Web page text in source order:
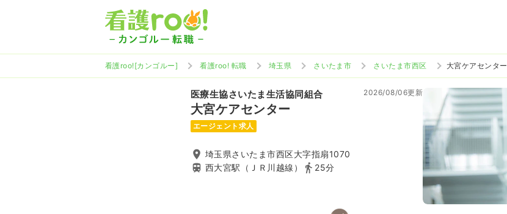
看護roo![カンゴルー] 看護roo! 転職 埼玉県 さいたま市 さいたま市西区 大宮ケアセンター
医療生協さいたま生活協同組合
大宮ケアセンター
2026/08/06更新
エージェント求人
埼玉県さいたま市西区大字指扇1070
西大宮駅（ＪＲ川越線）
25分